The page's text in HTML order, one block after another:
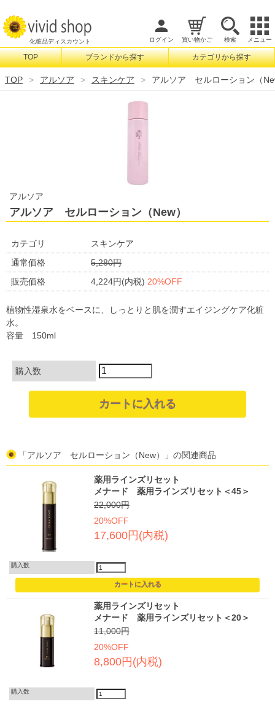
化粧品ディスカウント ログイン 買い物かご 検索 メニュー
検索
TOP ブランドから探す カテゴリから探す
TOP アルソア スキンケア アルソア セルローション（
アルソア
アルソア セルローション（New）
カテゴリ
スキンケア
通常価格
5,280円
販売価格
4,224円(内税) 20%OFF
植物性湿泉水をベースに、しっとりと肌を潤すエイジングケア化粧
水。
容量 150ml
購入数
「アルソア セルローション（New）」の関連商品
薬用ラインズリセット
メナード 薬用ラインズリセット＜45＞
22,000円
20%OFF
17,600円(内税)
購入数
薬用ラインズリセット
メナード 薬用ラインズリセット＜20＞
11,000円
20%OFF
8,800円(内税)
購入数